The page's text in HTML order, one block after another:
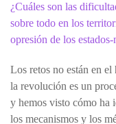
¿Cuáles son las
sobre todo en los
opresión de los
Los retos no están en
la revolución es un
y hemos visto cómo ha
los mecanismos y los